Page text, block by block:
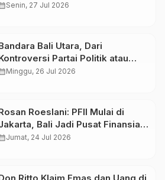
Ditunjuk Jadi
Senin, 27 Jul 2026
Bali Utara, Dari
Partai Politik atau
Prioritas Nasional
Minggu, 26 Jul 2026
Roeslani: PFII Mulai di
Bali Jadi Pusat Finansial
Bertahap
Jumat, 24 Jul 2026